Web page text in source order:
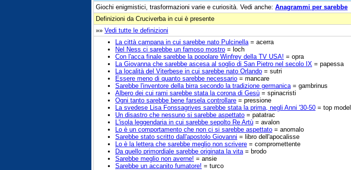
Giochi enigmistici, trasformazioni varie e curiosità. Vedi anche: Anagrammi per sarebbe
Definizioni da Cruciverba in cui è presente
»» Vedi tutte le definizioni
La città campana in cui sarebbe nato Pulcinella = acerra
Nel Ness ci sarebbe un famoso mostro = loch
Con l'acca finale sarebbe la popolare Winfrey della TV USA! = opra
La Giovanna che sarebbe ascesa al soglio di San Pietro nel secolo IX = papessa
La località del Viterbese in cui sarebbe nato Orlando = sutri
Essere meno di quanto sarebbe necessario = mancare
Sarebbe l'inventore della birra secondo la tradizione germanica = gambrinus
Albero dei cui rami sarebbe stata la corona di Gesù = spinacristi
Ogni tanto sarebbe bene farsela controllare = pressione
La svedese Lisa Fonssagrives sarebbe stata la prima, negli Anni '30-50 = top model
Un disastro che nessuno si sarebbe aspettato = patatrac
L'isola leggendaria in cui sarebbe sepolto Re Artù = avalon
Lo è un comportamento che non ci si sarebbe aspettato = anomalo
Sarebbe stato scritto dall'apostolo Giovanni = libro dell'apocalisse
Lo è la lettera che sarebbe meglio non scrivere = compromettente
Da quello primordiale sarebbe originata la vita = brodo
Sarebbe meglio non averne! = ansie
Sarebbe un accanito fumatore! = turco